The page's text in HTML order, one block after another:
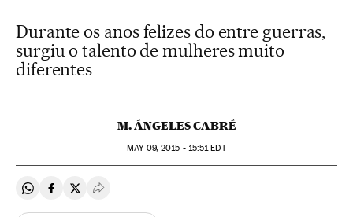
Durante os anos felizes do entre guerras,
surgiu o talento de mulheres muito
diferentes
M. ÁNGELES CABRÉ
MAY09, 2015 - 15:51EDT
Compartir en Whatsapp
Compartir en Facebook
Compartir en Twitter
Desplegar Redes Sociales